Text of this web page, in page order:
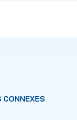
CONNEXES